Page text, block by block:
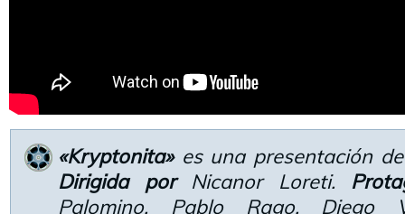
«Kryptonita»es una presentación
Dirigida porNicanor Loreti.
Palomino, Pablo Rago, Diego